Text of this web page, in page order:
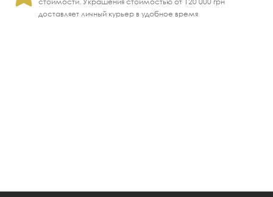
доставляет личный курьер в удобное время